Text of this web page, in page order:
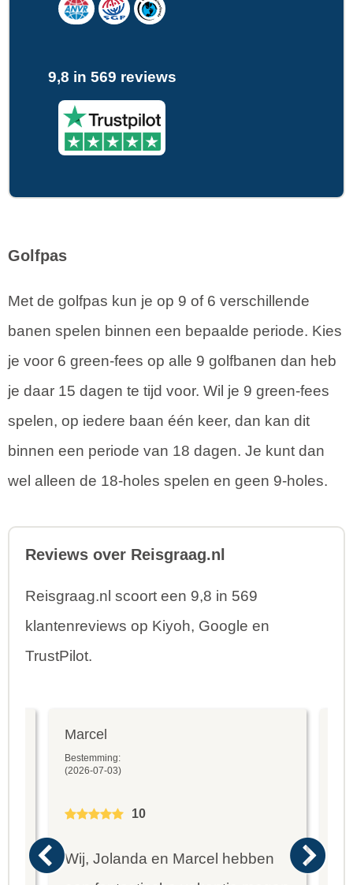
9,8 in 569 reviews
Golfpas
Met de golfpas kun je op 9 of 6 verschillende
banen spelen binnen een bepaalde periode. Kies
je voor 6 green-fees op alle 9 golfbanen dan heb
je daar 15 dagen te tijd voor. Wil je 9 green-fees
spelen, op iedere baan één keer, dan kan dit
binnen een periode van 18 dagen. Je kunt dan
wel alleen de 18-holes spelen en geen 9-holes.
Reviews over Reisgraag.nl
Reisgraag.nl scoort een 9,8 in 569
klantenreviews op Kiyoh, Google en
TrustPilot.
Marcel
Bestemming:
(2026-07-03)
10
Wij, Jolanda en Marcel hebben